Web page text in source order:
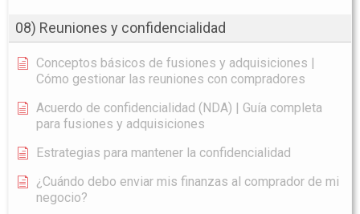
08) Reuniones y confidencialidad
Conceptos básicos de fusiones y adquisiciones |
Cómo gestionar las reuniones con compradores
Acuerdo de confidencialidad (NDA) | Guía completa
para fusiones y adquisiciones
Estrategias para mantener la confidencialidad
¿Cuándo debo enviar mis finanzas al comprador de mi
negocio?